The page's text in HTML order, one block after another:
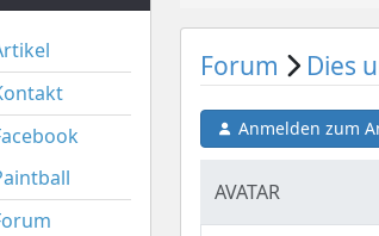
Forum Dies
Anmelden zum
AVATAR